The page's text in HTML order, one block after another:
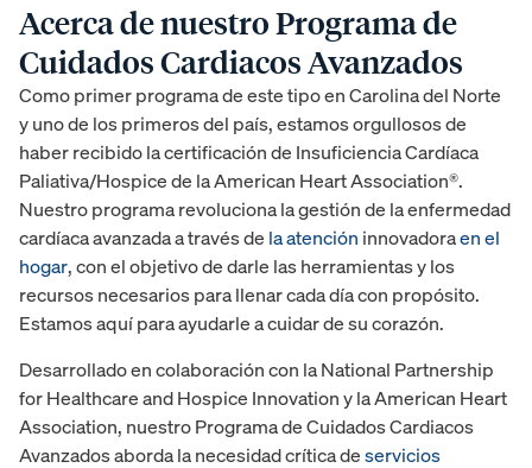
Acerca de nuestro Programa de
Cuidados Cardiacos Avanzados
Como primer programa de este tipo en Carolina del Norte
y uno de los primeros del país, estamos orgullosos de
haber recibido la certificación de Insuficiencia Cardíaca
Paliativa/Hospice de la American Heart Association®.
Nuestro programa revoluciona la gestión de la enfermedad
cardíaca avanzada a través de la atención innovadoraen el
hogar, con el objetivo de darle las herramientas y los
recursos necesarios para llenar cada día con propósito.
Estamos aquí para ayudarle a cuidar de su corazón.
Desarrollado en colaboración con la National Partnership
for Healthcare and Hospice Innovation y la American Heart
Association, nuestro Programa de Cuidados Cardiacos
Avanzados aborda la necesidad crítica deservicios